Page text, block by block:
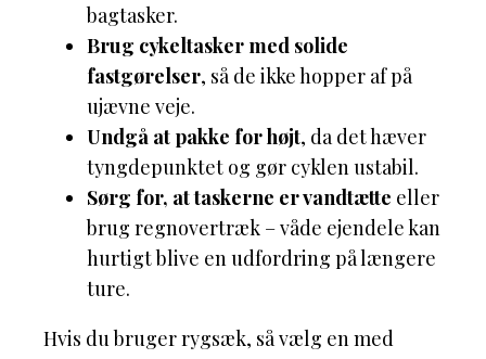
bagtasker.
Brug cykeltasker med solide
fastgørelser, så de ikke hopper af på
ujævne veje.
Undgå at pakke for højt, da det hæver
tyngdepunktet og gør cyklen ustabil.
Sørg for, at taskerne er vandtætte eller
brug regnovertræk – våde ejendele kan
hurtigt blive en udfordring på længere
ture.
Hvis du bruger rygsæk, så vælg en med